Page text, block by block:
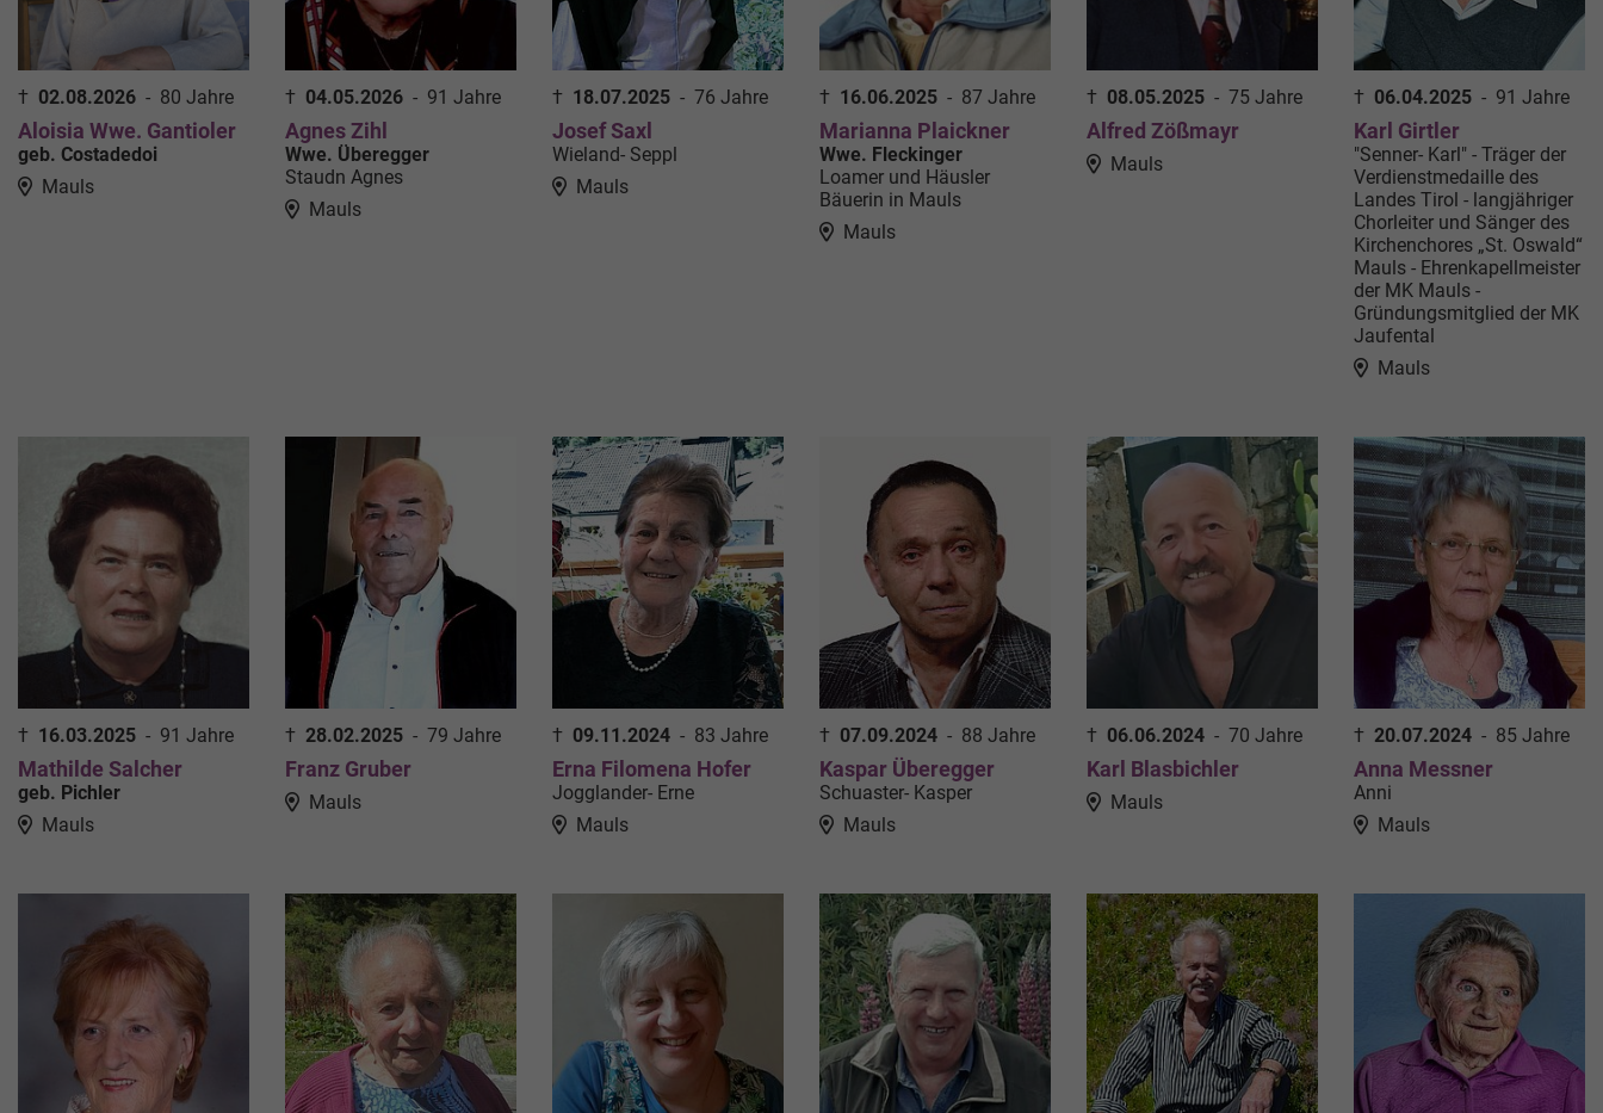
† 02.08.2026 - 80 Jahre
Aloisia Wwe. Gantioler
geb. Costadedoi
Mauls
† 04.05.2026 - 91 Jahre
Agnes Zihl
Wwe. Überegger
Staudn Agnes
Mauls
† 18.07.2025 - 76 Jahre
Josef Saxl
Wieland- Seppl
Mauls
† 16.06.2025 - 87 Jahre
Marianna Plaickner
Wwe. Fleckinger
Loamer und Häusler
Bäuerin in Mauls
Mauls
† 08.05.2025 - 75 Jahre
Alfred Zößmayr
Mauls
† 06.04.2025 - 91 Jahre
Karl Girtler
"Senner- Karl" - Träger der
Verdienstmedaille des
Landes Tirol - langjähriger
Chorleiter und Sänger des
Kirchenchores „St. Oswald“
Mauls - Ehrenkapellmeister
der MK Mauls -
Gründungsmitglied der MK
Jaufental
Mauls
† 16.03.2025 - 91 Jahre
Mathilde Salcher
geb. Pichler
Mauls
† 28.02.2025 - 79 Jahre
Franz Gruber
Mauls
† 09.11.2024 - 83 Jahre
Erna Filomena Hofer
Jogglander- Erne
Mauls
† 07.09.2024 - 88 Jahre
Kaspar Überegger
Schuaster- Kasper
Mauls
† 06.06.2024 - 70 Jahre
Karl Blasbichler
Mauls
† 20.07.2024 - 85 Jahre
Anna Messner
Anni
Mauls